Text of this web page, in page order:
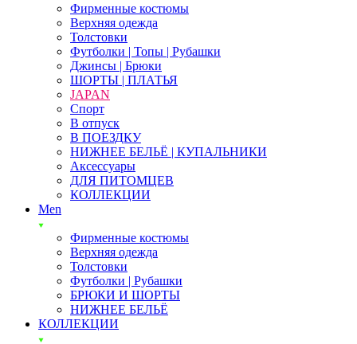
Фирменные костюмы
Верхняя одежда
Толстовки
Футболки | Топы | Рубашки
Джинсы | Брюки
ШОРТЫ | ПЛАТЬЯ
JAPAN
Спорт
В отпуск
В ПОЕЗДКУ
НИЖНЕЕ БЕЛЬЁ | КУПАЛЬНИКИ
Аксессуары
ДЛЯ ПИТОМЦЕВ
КОЛЛЕКЦИИ
Men
Фирменные костюмы
Верхняя одежда
Толстовки
Футболки | Рубашки
БРЮКИ И ШОРТЫ
НИЖНЕЕ БЕЛЬЁ
КОЛЛЕКЦИИ